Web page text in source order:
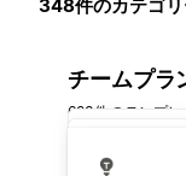
348件のカテゴリ
チームプラ
683件のテンプレ